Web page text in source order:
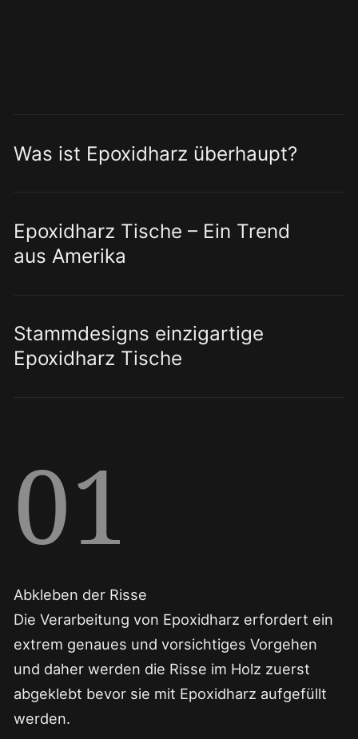
Was ist Epoxidharz überhaupt?
Epoxidharz Tische – Ein Trend
aus Amerika
Stammdesigns einzigartige
Epoxidharz Tische
01
Abkleben der Risse
Die Verarbeitung von Epoxidharz erfordert ein
extrem genaues und vorsichtiges Vorgehen
und daher werden die Risse im Holz zuerst
abgeklebt bevor sie mit Epoxidharz aufgefüllt
werden.